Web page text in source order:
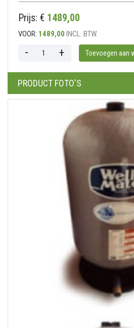
Prijs: € 1489,00
VOOR: 1489,00 INCL. BTW.
PRODUCT FOTO'S